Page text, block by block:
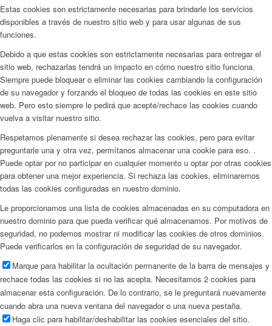
Estas cookies son estrictamente necesarias para brindarle los servicios
disponibles a través de nuestro sitio web y para usar algunas de sus
funciones.
Debido a que estas cookies son estrictamente necesarias para entregar el
sitio web, rechazarlas tendrá un impacto en cómo nuestro sitio funciona.
Siempre puede bloquear o eliminar las cookies cambiando la configuración
de su navegador y forzando el bloqueo de todas las cookies en este sitio
web. Pero esto siempre le pedirá que acepte/rechace las cookies cuando
vuelva a visitar nuestro sitio.
Respetamos plenamente si desea rechazar las cookies, pero para evitar
preguntarle una y otra vez, permítanos almacenar una cookie para eso. .
Puede optar por no participar en cualquier momento u optar por otras cookies
para obtener una mejor experiencia. Si rechaza las cookies, eliminaremos
todas las cookies configuradas en nuestro dominio.
Le proporcionamos una lista de cookies almacenadas en su computadora en
nuestro dominio para que pueda verificar qué almacenamos. Por motivos de
seguridad, no podemos mostrar ni modificar las cookies de otros dominios.
Puede verificarlos en la configuración de seguridad de su navegador.
Marque para habilitar la ocultación permanente de la barra de mensajes y
rechace todas las cookies si no las acepta. Necesitamos 2 cookies para
almacenar esta configuración. De lo contrario, se le preguntará nuevamente
cuando abra una nueva ventana del navegador o una nueva pestaña.
Haga clic para habilitar/deshabilitar las cookies esenciales del sitio.